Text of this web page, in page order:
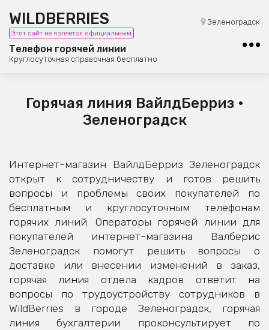
WILDBERRIES
Этот сайт не является официальным
Телефон горячей линии
Круглосуточная справочная бесплатно
Зеленоградск
8 (800) 101-42-23
Бесплатная юридическая консультация
Горячая линия ВайлдБерриз •
Зеленоградск
Интернет-магазин ВайлдБерриз Зеленоградск
открыт к сотрудничеству и готов решить
вопросы и проблемы своих покупателей по
бесплатным и круглосуточным телефонам
горячих линий. Операторы горячей линии для
покупателей интернет-магазина Валберис
Зеленоградск помогут решить вопросы о
доставке или внесении изменений в заказ,
горячая линия отдела кадров ответит на
вопросы по трудоустройству сотрудников в
WildBerries в городе Зеленоградск, горячая
линия бухгалтерии проконсультирует по